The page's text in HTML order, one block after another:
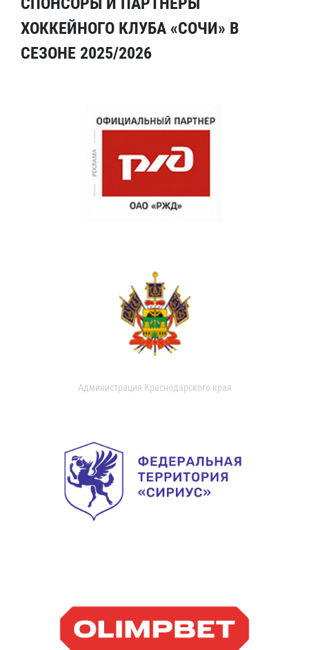
ХОККЕЙНОГО КЛУБА «СОЧИ» В
СЕЗОНЕ 2025/2026
Администрация Краснодарского края